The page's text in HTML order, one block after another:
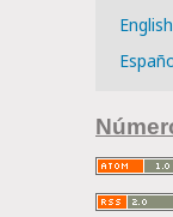
English